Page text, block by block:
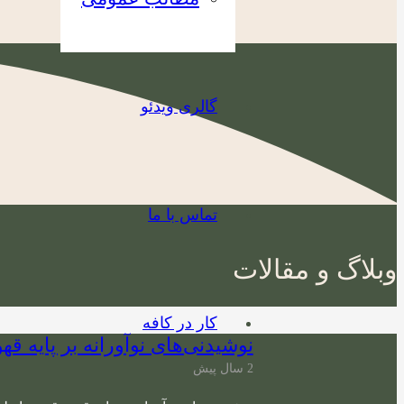
گالری ویدئو
تماس با ما
کار در کافه
وبلاگ و مقالات
نوشیدنی‌های نوآورانه بر پایه
2 سال پیش